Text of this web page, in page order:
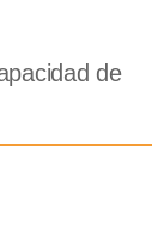
de